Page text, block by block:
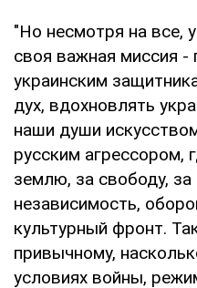
"Но несмотря на все,
своя важная миссия -
украинским
дух, вдохновлять
наши души
русским агрессором,
землю, за свободу,
независимость,
культурный фронт.
привычному,
условиях войны,